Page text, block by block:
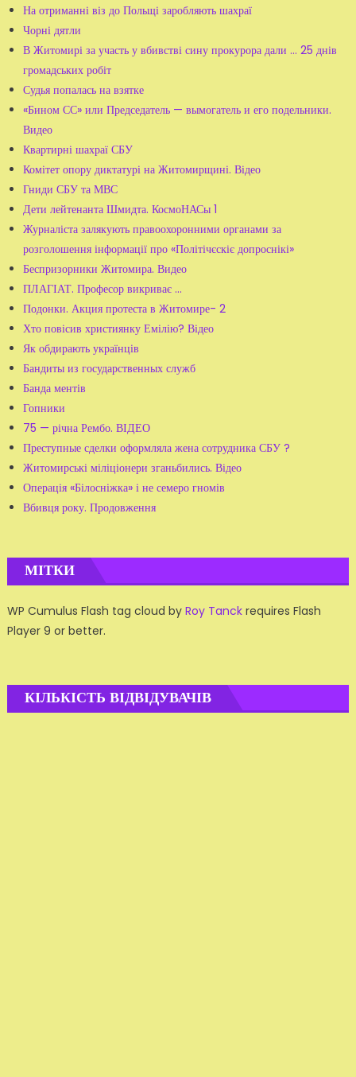
На отриманні віз до Польщі заробляють шахраї
Чорні дятли
В Житомирі за участь у вбивстві сину прокурора дали ... 25 днів
громадських робіт
Судья попалась на взятке
«Бином СС» или Председатель — вымогатель и его подельники.
Видео
Квартирні шахраї СБУ
Комітет опору диктатурі на Житомирщині. Відео
Гниди СБУ та МВС
Дети лейтенанта Шмидта. КосмоНАСы 1
Журналіста залякують правоохоронними органами за
розголошення інформації про «Політічєскіє допроснікі»
Беспризорники Житомира. Видео
ПЛАГІАТ. Професор викриває …
Подонки. Акция протеста в Житомире- 2
Хто повісив християнку Емілію? Відео
Як обдирають українців
Бандиты из государственных служб
Банда ментів
Гопники
75 — річна Рембо. ВІДЕО
Преступные сделки оформляла жена сотрудника СБУ ?
Житомирські міліціонери зганьбились. Відео
Операція «Білосніжка» і не семеро гномів
Вбивця року. Продовження
МІТКИ
WP Cumulus Flash tag cloud by Roy Tanckrequires Flash
Player 9 or better.
КІЛЬКІСТЬ ВІДВІДУВАЧІВ